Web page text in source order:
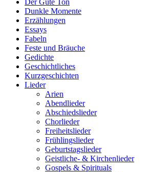
Dunkle Momente
Erzählungen
Essays
Fabeln
Feste und Bräuche
Gedichte
Geschichtliches
Kurzgeschichten
Lieder
Arien
Abendlieder
Abschiedslieder
Chorlieder
Freiheitslieder
Frühlingslieder
Geburtstagslieder
Geistliche- & Kirchenlieder
Gospels & Spirituals